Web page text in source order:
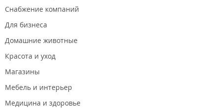
Снабжение компаний
Для бизнеса
Домашние животные
Красота и уход
Магазины
Мебель и интерьер
Медицина и здоровье